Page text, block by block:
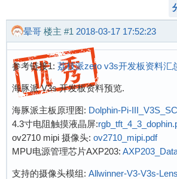
晕哥 楼主 #1 2018-03-17 17:52:23
参考链接1: 荔枝派zero v3s开发板资料汇
海豚派 V3s 开发板资料预览.
海豚派主板原理图: Dolphin-Pi-
4.3寸电阻触摸液晶屏:
ov2710 mipi 摄像头: ov2710_mipi.pdf
MPU电源管理芯片AXP203:
支持的摄像头模组: Allwinner-V3-V3s-